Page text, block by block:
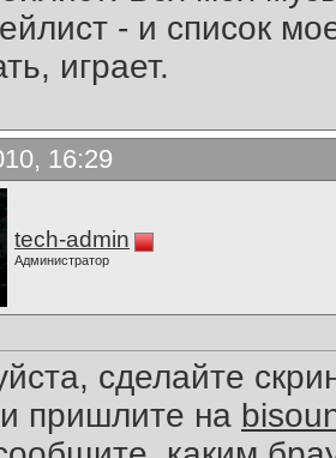
- и список
играет.
16:29
tech-admin
Администратор
сделайте
и пришлите на